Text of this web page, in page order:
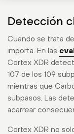
Detección
Cuando se trata
importa. En las
Cortex XDR
107 de los 109
mientras que
subpasos. Las
acarrear
Cortex XDR no